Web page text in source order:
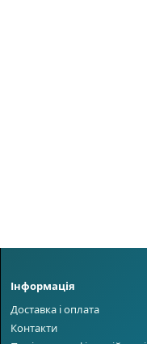
Інформація
Доставка і оплата
Контакти